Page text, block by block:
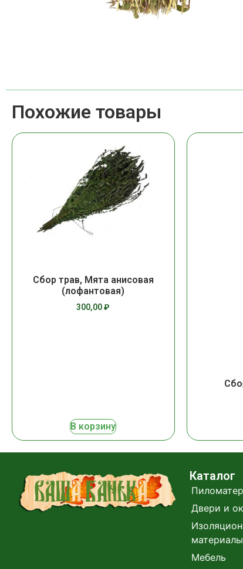
Похожие товары
Сбор трав, Мята анисовая
(лофантовая)
300,00₽
В корзину
Каталог
Двери и
материалы
Мебель